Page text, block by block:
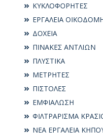
ΚΥΚΛΟΦΟΡΗΤΕΣ
ΕΡΓΑΛΕΙΑ
ΔΟΧΕΙΑ
ΠΙΝΑΚΕΣ ΑΝΤΛΙΩΝ
ΠΛΥΣΤΙΚΑ
ΜΕΤΡΗΤΕΣ
ΠΙΣΤΟΛΕΣ
ΕΜΦΙΑΛΩΣΗ
ΦΙΛΤΡΑΡΙΣΜΑ
ΝΕΑ ΕΡΓΑΛΕΙΑ